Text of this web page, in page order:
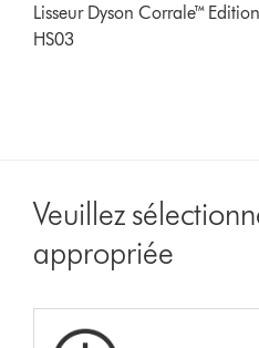
Lisseur Dyson Corrale™
HS03
Veuillez
appropriée